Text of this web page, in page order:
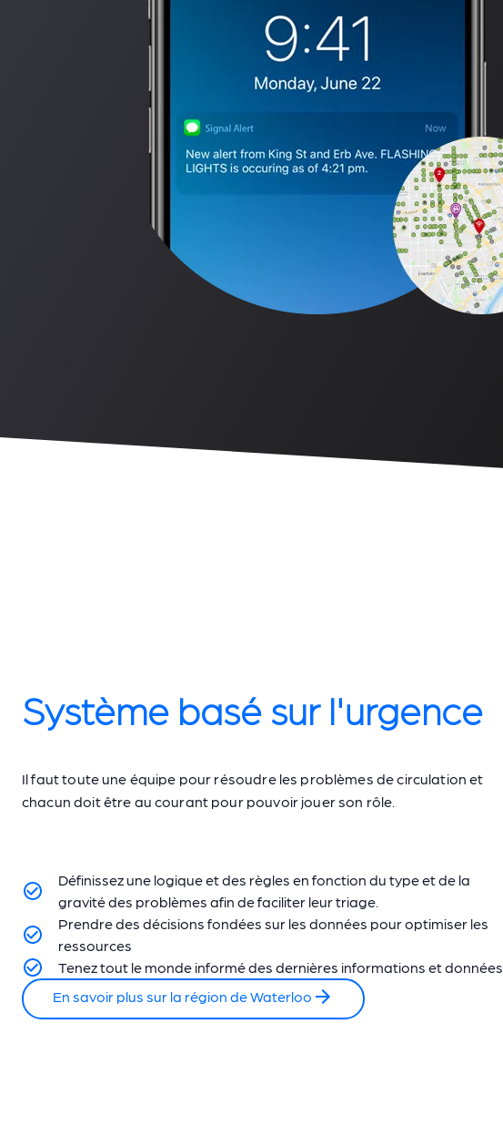
Système basé sur l'urgence
Il faut toute une équipe pour résoudre les problèmes de circulation et
chacun doit être au courant pour pouvoir jouer son rôle.
Définissez une logique et des règles en fonction du type et de la
gravité des problèmes afin de faciliter leur triage.
Prendre des décisions fondées sur les données pour optimiser les
ressources
Tenez tout le monde informé des dernières informations et données
En savoir plus sur la région de Waterloo